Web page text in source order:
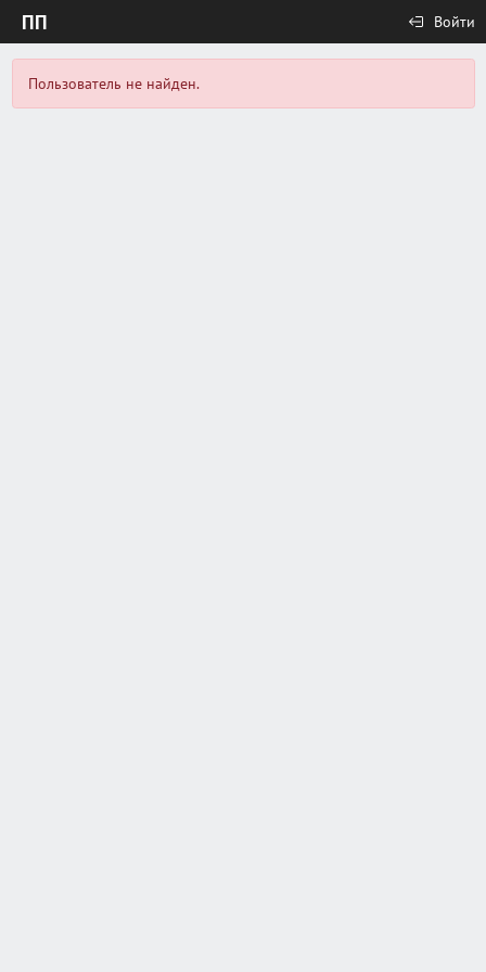
ПП Войти
Пользователь не найден.